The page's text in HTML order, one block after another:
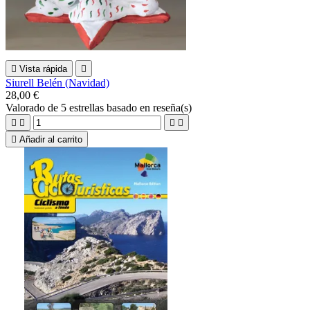
 Vista rápida 
Siurell Belén (Navidad)
28,00 €
Valorado de 5 estrellas basado en reseña(s)
   
 Añadir al carrito